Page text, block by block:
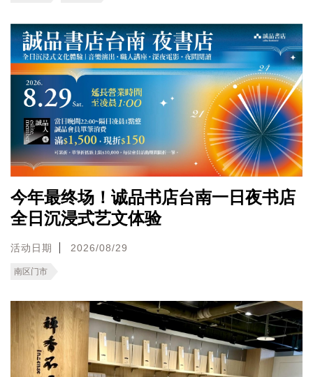
今年最终场！诚品书店台南一日夜书店
全日沉浸式艺文体验
活动日期 2026/08/29
南区门市